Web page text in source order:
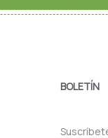
BOLETÍN